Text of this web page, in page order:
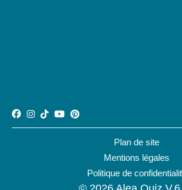
Plan de site
Mentions légales
Politique de